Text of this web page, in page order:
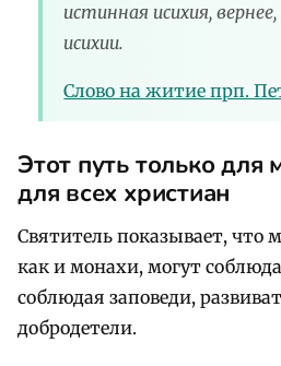
истинная исихия,
исихии.
Слово на житие прп.
Этот путь только для
для всех христиан
Святитель показывает, что
как и монахи, могут
соблюдая заповеди,
добродетели.